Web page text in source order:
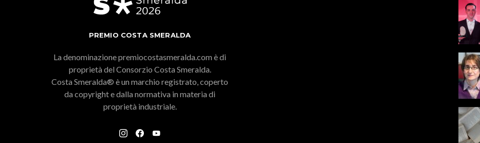
PREMIO COSTA SMERALDA
La denominazione premiocostasmeralda.com è di
proprietà del Consorzio Costa Smeralda.
Costa Smeralda® è un marchio registrato, coperto
da copyright e dalla normativa in materia di
proprietà industriale.